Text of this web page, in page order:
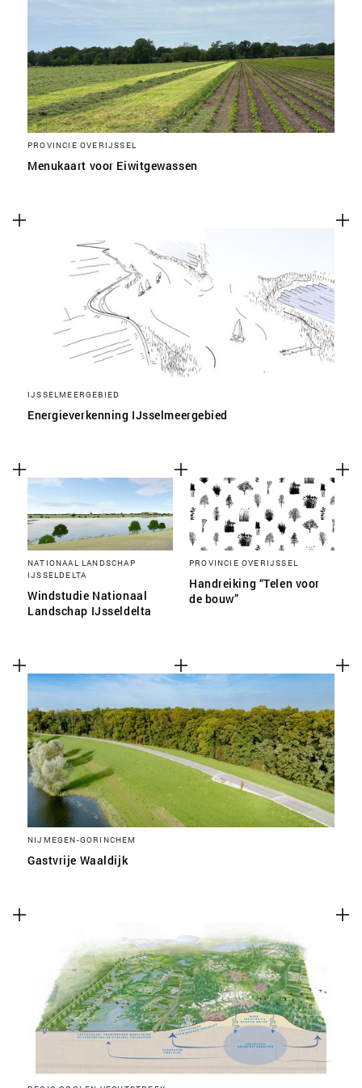
PROVINCIE OVERIJSSEL
Menukaart voor Eiwitgewassen
IJSSELMEERGEBIED
Energieverkenning IJsselmeergebied
NATIONAAL LANDSCHAP
IJSSELDELTA
Windstudie Nationaal
Landschap IJsseldelta
PROVINCIE OVERIJSSEL
Handreiking “Telen voor
de bouw”
NIJMEGEN-GORINCHEM
Gastvrije Waaldijk